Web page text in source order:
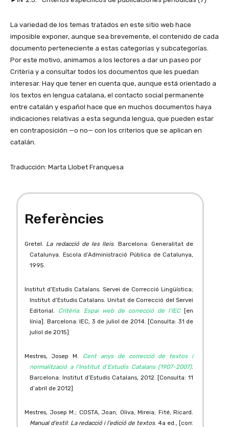
La variedad de los temas tratados en este sitio web hace
imposible exponer, aunque sea brevemente, el contenido de cada
documento perteneciente a estas categorías y subcategorías.
Por este motivo, animamos a los lectores a dar un paseo por
Critèria y a consultar todos los documentos que les puedan
interesar. Hay que tener en cuenta que, aunque está orientado a
los textos en lengua catalana, el contacto social permanente
entre catalán y español hace que en muchos documentos haya
indicaciones relativas a esta segunda lengua, que pueden estar
en contraposición —o no— con los criterios que se aplican en
catalán.
Traducción: Marta Llobet Franquesa
Referències
Gretel. La redacció de les lleis. Barcelona: Generalitat de
Catalunya. Escola d’Administració Pública de Catalunya,
1995.
Institut d’Estudis Catalans. Servei de Correcció Lingüística;
Institut d’Estudis Catalans. Unitat de Correcció del Servei
Editorial. Critèria: Espai web de correcció de l’IEC[en
línia]. Barcelona: IEC, 3 de juliol de 2014. [Consulta: 31 de
juliol de 2015]
Mestres, Josep M. Cent anys de correcció de textos i
normalització a l’Institut d’Estudis Catalans (1907-2007).
Barcelona: Institut d’Estudis Catalans, 2012. [Consulta: 11
d’abril de 2012]
Mestres, Josep M.; COSTA, Joan; Oliva, Mireia; Fité, Ricard.
Manual d’estil: La redacció i l’edició de textos. 4a ed., [corr.